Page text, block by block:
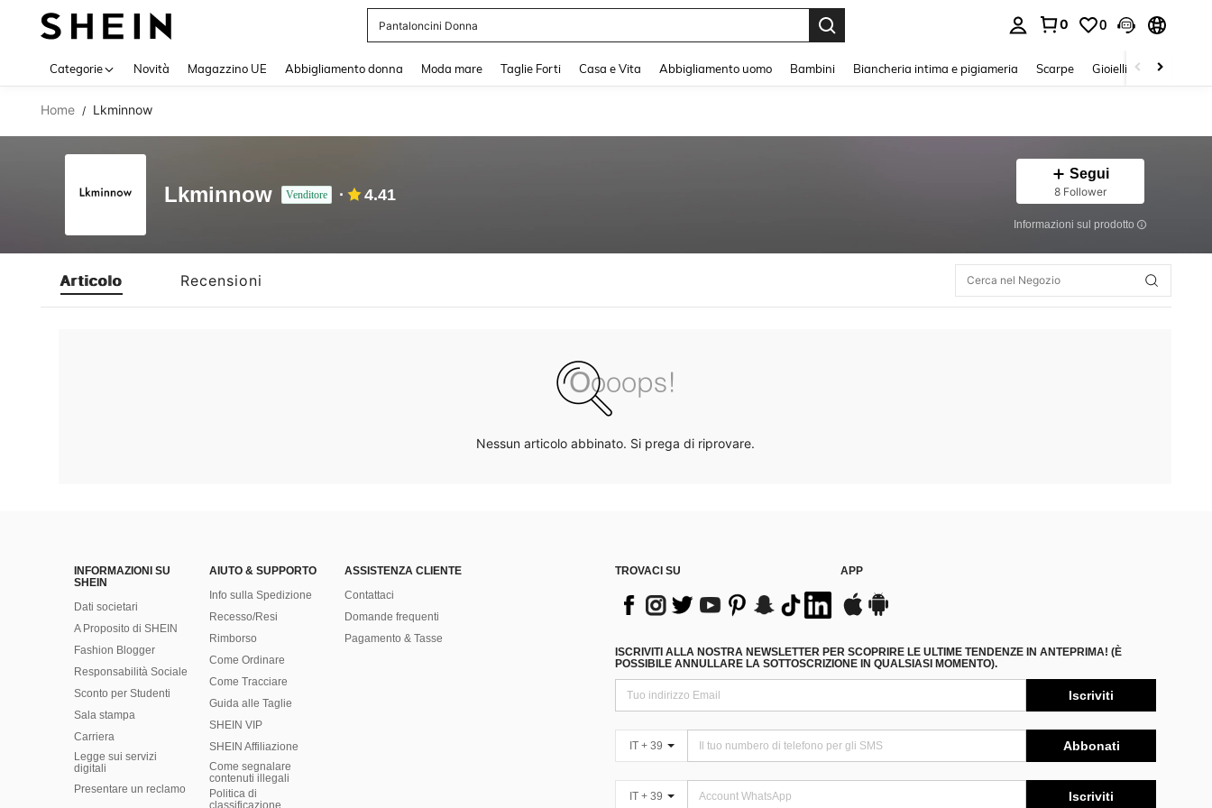
Pantaloncini Donna
0 0
Categorie Novità Magazzino UE Abbigliamento donna Moda mare Taglie Forti Casa e Vita Abbigliamento uomo Bambini Biancheria intima e pigiameria Scarpe Gioielli E Accessori
Home / Lkminnow
Lkminnow Venditore 4.41
Segui
8 Follower
Informazioni sul prodotto
Articolo Recensioni
Nessun articolo abbinato. Si prega di riprovare.
INFORMAZIONI SU
SHEIN
Dati societari
A Proposito di SHEIN
Fashion Blogger
Responsabilità Sociale
Sconto per Studenti
Sala stampa
Carriera
Legge sui servizi
digitali
Presentare un reclamo
AIUTO & SUPPORTO
Info sulla Spedizione
Recesso/Resi
Rimborso
Come Ordinare
Come Tracciare
Guida alle Taglie
SHEIN VIP
SHEIN Affiliazione
Come segnalare
contenuti illegali
Politica di
classificazione
ASSISTENZA CLIENTE
Contattaci
Domande frequenti
Pagamento & Tasse
TROVACI SU APP
ISCRIVITI ALLA NOSTRA NEWSLETTER PER SCOPRIRE LE ULTIME TENDENZE IN ANTEPRIMA! (È
POSSIBILE ANNULLARE LA SOTTOSCRIZIONE IN QUALSIASI MOMENTO).
Iscriviti
IT + 39 Abbonati
IT + 39 Iscriviti